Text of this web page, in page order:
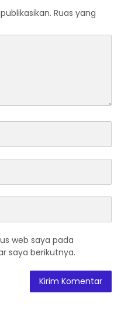
Ruas yang
web saya pada
saya berikutnya.